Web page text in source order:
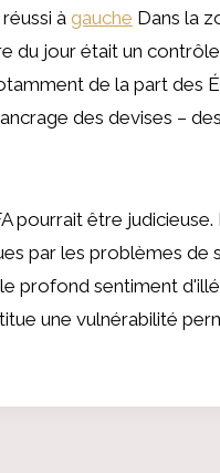
à gauche Dans la
du jour était un
de la part des
des devises –
pourrait être
par les problèmes de
profond sentiment
une vulnérabilité